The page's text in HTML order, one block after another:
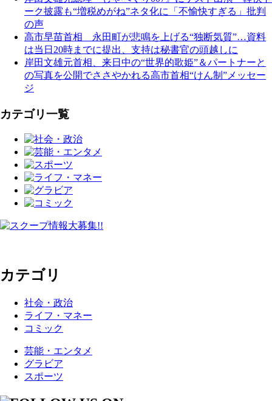
ーク披露も“増税めがね”ネタ化に「不愉快すぎる」批判
の声
高市早苗首相 永田町が悲鳴を上げる“独断気質”…資料
は当日20時までに提出、支持は秘書官の頭越しに
岸田文雄元首相、来日中の“世界的歌姫”＆パートナーと
の写真を公開でささやかれる高市首相“けん制”メッセー
ジ
カテゴリ一覧
カテゴリ
社会・政治
ライフ・マネー
コミック
芸能・エンタメ
グラビア
スポーツ